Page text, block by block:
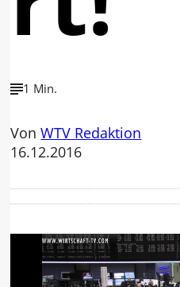
1 Min.
VonWTV Redaktion
16.12.2016
Mit der